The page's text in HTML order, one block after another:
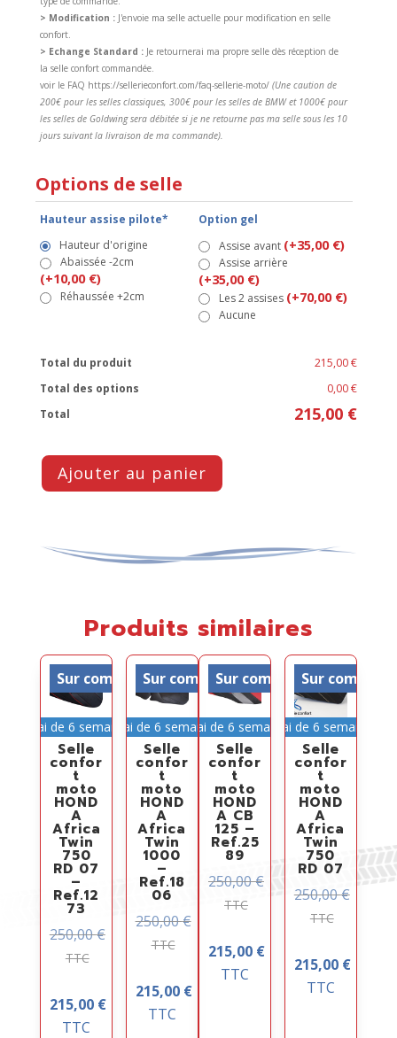
Options de selle
Hauteur assise pilote*
Hauteur d'origine
Abaissée -2cm
(+10,00 €)
Réhaussée +2cm
Option gel
Assise avant (+35,00 €)
Assise arrière
(+35,00 €)
Les 2 assises (+70,00 €)
Aucune
> Modification : J'envoie ma selle actuelle pour modification en selle
confort.
> Echange Standard :Je retournerai ma propre selle dès réception de
la selle confort commandée.
voir le FAQ https://sellerieconfort.com/faq-sellerie-moto/ (Une caution de
200€ pour les selles classiques, 300€ pour les selles de BMW et 1000€ pour
les selles de Goldwing sera débitée si je ne retourne pas ma selle sous les 10
jours suivant la livraison de ma commande).
Total du produit
215,00 €
Total des options
0,00 €
Total
215,00 €
Ajouter au panier
Produits similaires
Sur commande
Délai de 6 semaines
Selle
confor
t
moto
HOND
A
Africa
Twin
750
RD 07
–
Ref.12
73
250,00€
TTC
215,00 €
TTC
Sur commande
Délai de 6 semaines
Selle
confor
t
moto
HOND
A
Africa
Twin
1000
–
Ref.18
06
250,00€
TTC
215,00 €
TTC
Sur commande
Délai de 6 semaines
Selle
confor
t
moto
HOND
A CB
125 –
Ref.25
89
250,00€
TTC
215,00 €
TTC
Sur
Délai de 6 semaines
Selle
confor
t
moto
HOND
A
Africa
Twin
750
RD 07
250,00€
TTC
215,00 €
TTC